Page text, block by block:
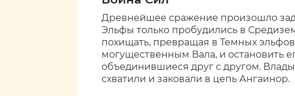
Древнейшее сражение произошло
Эльфы только пробудились в
похищать, превращая в Темных
могущественным Вала, и остановить
объединившиеся друг с другом.
схватили и заковали в цепь Ангаинор.